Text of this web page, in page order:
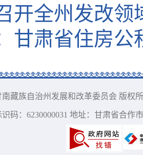
开全州发改
甘肃省住房公
南藏族自治州发展和改革委员会 版权
码：6230000031 地址：甘肃省合作